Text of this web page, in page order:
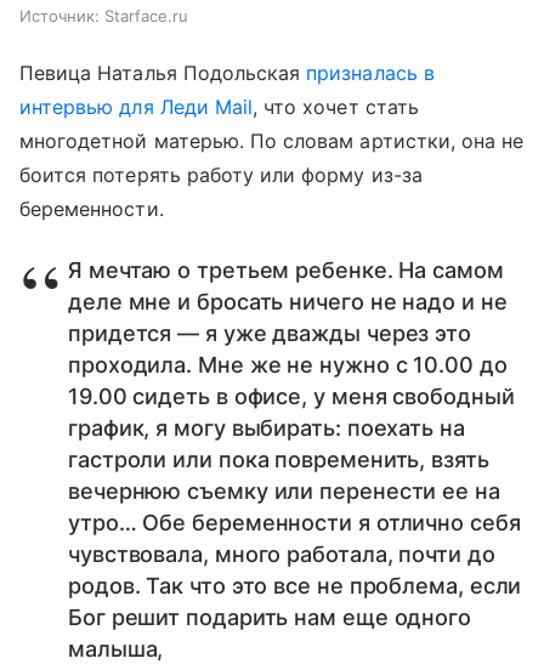
Источник: Starface.ru
Певица Наталья Подольская призналась в
интервью для Леди Mail, что хочет стать
многодетной матерью. По словам артистки, она не
боится потерять работу или форму из-за
беременности.
Я мечтаю о третьем ребенке. На самом
деле мне и бросать ничего не надо и не
придется — я уже дважды через это
проходила. Мне же не нужно с 10.00 до
19.00 сидеть в офисе, у меня свободный
график, я могу выбирать: поехать на
гастроли или пока повременить, взять
вечернюю съемку или перенести ее на
утро… Обе беременности я отлично себя
чувствовала, много работала, почти до
родов. Так что это все не проблема, если
Бог решит подарить нам еще одного
малыша,